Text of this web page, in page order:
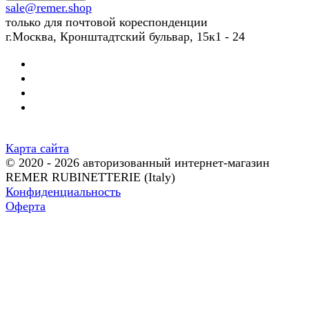
sale@remer.shop
только для почтовой кореспонденции
г.Москва, Кронштадтский бульвар, 15к1 - 24
Карта сайта
© 2020 - 2026 авторизованный интернет-магазин
REMER RUBINETTERIE (Italy)
Конфиденциальность
Оферта